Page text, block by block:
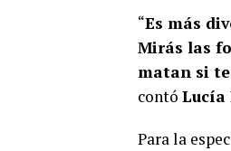
“Es más
Mirás las
matan si
contó Lucía
Para la